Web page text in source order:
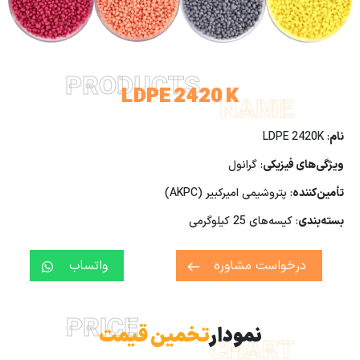
PRODUCTS
LDPE 2420 KNAME
نام: LDPE 2420K
ویژگی‌های فیزیکی: گرانول
تأمین‌کننده: پتروشیمی امیرکبیر (AKPC)
بسته‌بندی: کیسه‌های 25 کیلوگرمی
درخواست مشاوره واتساب
PRICE نمودارتخمین قیمتCHART